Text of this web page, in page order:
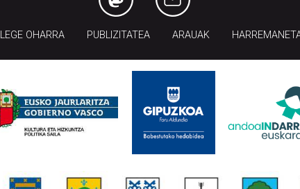
LEGE OHARRA PUBLIZITATEA ARAUAK